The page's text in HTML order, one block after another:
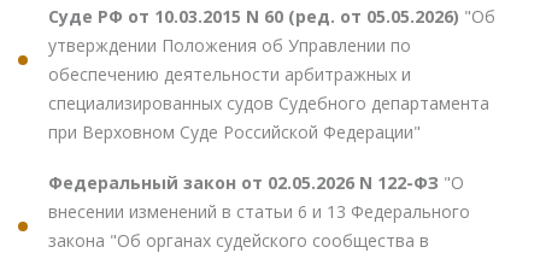
Суде РФ от 10.03.2015 N 60 (ред. от 05.05.2026) "Об
утверждении Положения об Управлении по
обеспечению деятельности арбитражных и
специализированных судов Судебного департамента
при Верховном Суде Российской Федерации"
Федеральный закон от 02.05.2026 N 122-ФЗ "О
внесении изменений в статьи 6 и 13 Федерального
закона "Об органах судейского сообщества в